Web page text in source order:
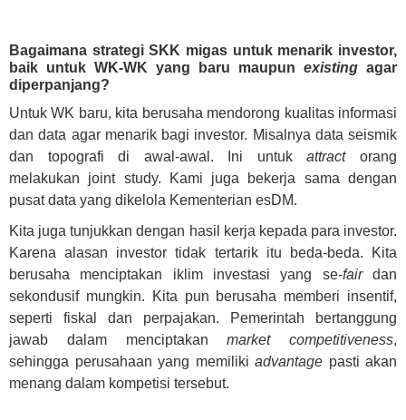
Bagaimana strategi SKK migas untuk menarik investor,
baik untuk WK-WK yang baru maupun existing agar
diperpanjang?
Untuk WK baru, kita berusaha mendorong kualitas informasi
dan data agar menarik bagi investor. Misalnya data seismik
dan topografi di awal-awal. Ini untukattractorang
melakukan joint study. Kami juga bekerja sama dengan
pusat data yang dikelola Kementerian esDM.
Kita juga tunjukkan dengan hasil kerja kepada para investor.
Karena alasan investor tidak tertarik itu beda-beda. Kita
berusaha menciptakan iklim investasi yang se-fairdan
sekondusif mungkin. Kita pun berusaha memberi insentif,
seperti fiskal dan perpajakan. Pemerintah bertanggung
jawab dalam menciptakanmarket competitiveness,
sehingga perusahaan yang memiliki advantage pasti akan
menang dalam kompetisi tersebut.